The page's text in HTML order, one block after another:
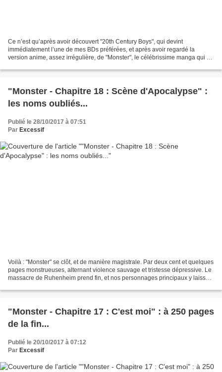
Ce n’est qu’après avoir découvert "20th Century Boys", qui devint
immédiatement l’une de mes BDs préférées, et après avoir regardé la
version anime, assez irrégulière, de "Monster", le célébrissime manga qui a
"Monster - Chapitre 18 : Scène d'Apocalypse" :
les noms oubliés...
Publié le 28/10/2017 à 07:51
Par Excessif
Voilà : "Monster" se clôt, et de manière magistrale. Par deux cent et quelques
pages monstrueuses, alternant violence sauvage et tristesse dépressive. Le
massacre de Ruhenheim prend fin, et nos personnages principaux y laissent
"Monster - Chapitre 17 : C'est moi" : à 250 pages
de la fin...
Publié le 20/10/2017 à 07:12
Par Excessif